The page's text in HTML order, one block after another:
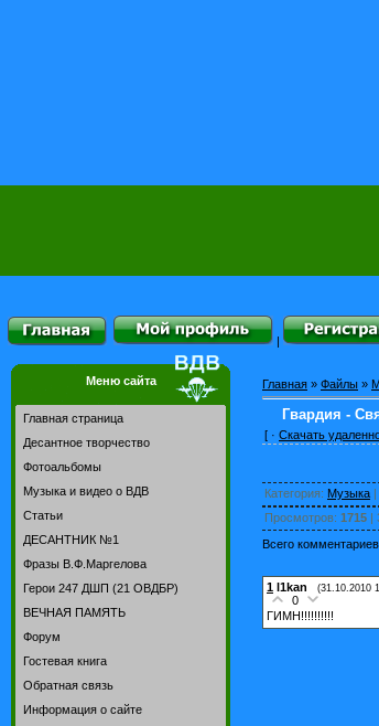
|
Меню сайта
Главная страница
Десантное творчество
Фотоальбомы
Музыка и видео о ВДВ
Статьи
ДЕСАНТНИК №1
Фразы В.Ф.Маргелова
Герои 247 ДШП (21 ОВДБР)
ВЕЧНАЯ ПАМЯТЬ
Форум
Гостевая книга
Обратная связь
Информация о сайте
Главная » Файлы »
Гвардия -
[ · Скачать
Категория: Музыка |
Просмотров: 1715 |
Всего комментариев
1 l1kan (31.10.2010
0
ГИМН!!!!!!!!!!